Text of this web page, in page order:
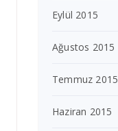
Eylül 2015
Ağustos 2015
Temmuz 2015
Haziran 2015